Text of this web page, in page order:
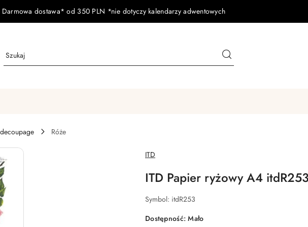
Darmowa dostawa* od 350 PLN *nie dotyczy kalendarzy adwentowych
Róże
NAZWA
PRODUCENTA:
ITD
ITD Papier ryżowy A4 itdR253
Symbol: itdR253
Dostępność:Mało